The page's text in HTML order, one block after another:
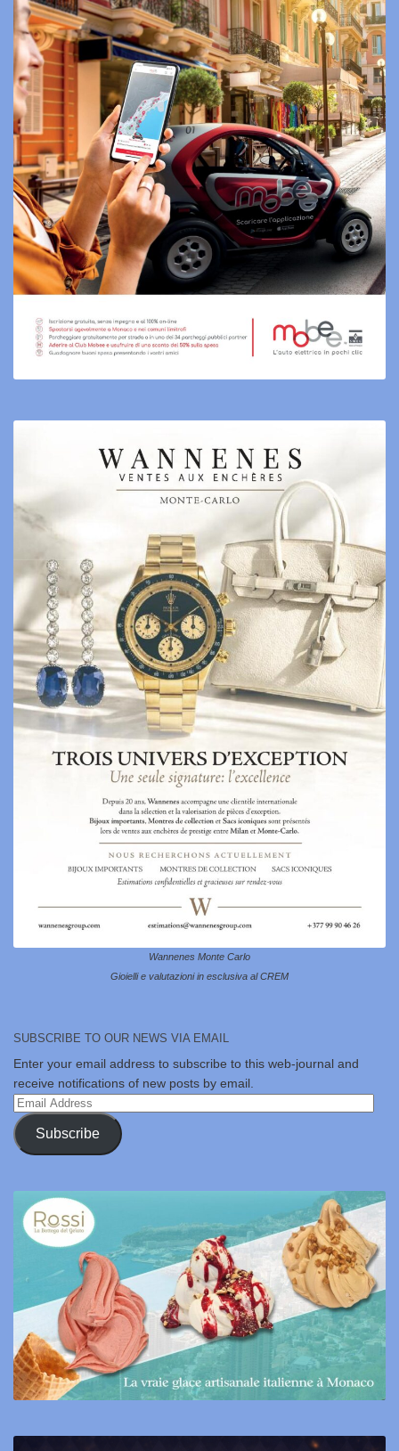
Wannenes Monte Carlo
Gioielli e valutazioni in esclusiva al CREM
SUBSCRIBE TO OUR NEWS VIA EMAIL
Enter your email address to subscribe to this web-journal and
receive notifications of new posts by email.
Email
Address
Subscribe